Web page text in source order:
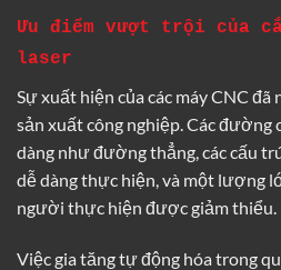
Ưu điểm vượt trội của
laser
Sự xuất hiện của các máy CNC
sản xuất công nghiệp. Các
dàng như đường thẳng, các cấu
dễ dàng thực hiện, và một lượng
người thực hiện được giảm thiểu.
Việc gia tăng tự động hóa trong